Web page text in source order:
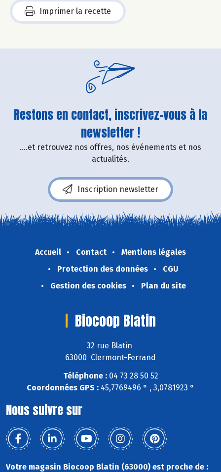
Imprimer la recette
Restons en contact, inscrivez-vous à la
newsletter !
....et retrouvez nos offres, nos événements et nos
actualités.
Inscription newsletter
Accueil Contact
Mentions légales
Protection des données
CGU
Gestion des cookies
Plan du site
Biocoop Blatin
32 rue Blatin
63000 Clermont-Ferrand
Téléphone :04 73 28 50 52
Coordonnées GPS : 45,7769496 ° , 3,0781923 °
Nous suivre sur
Votre magasin Biocoop Blatin (63000) est proche de :